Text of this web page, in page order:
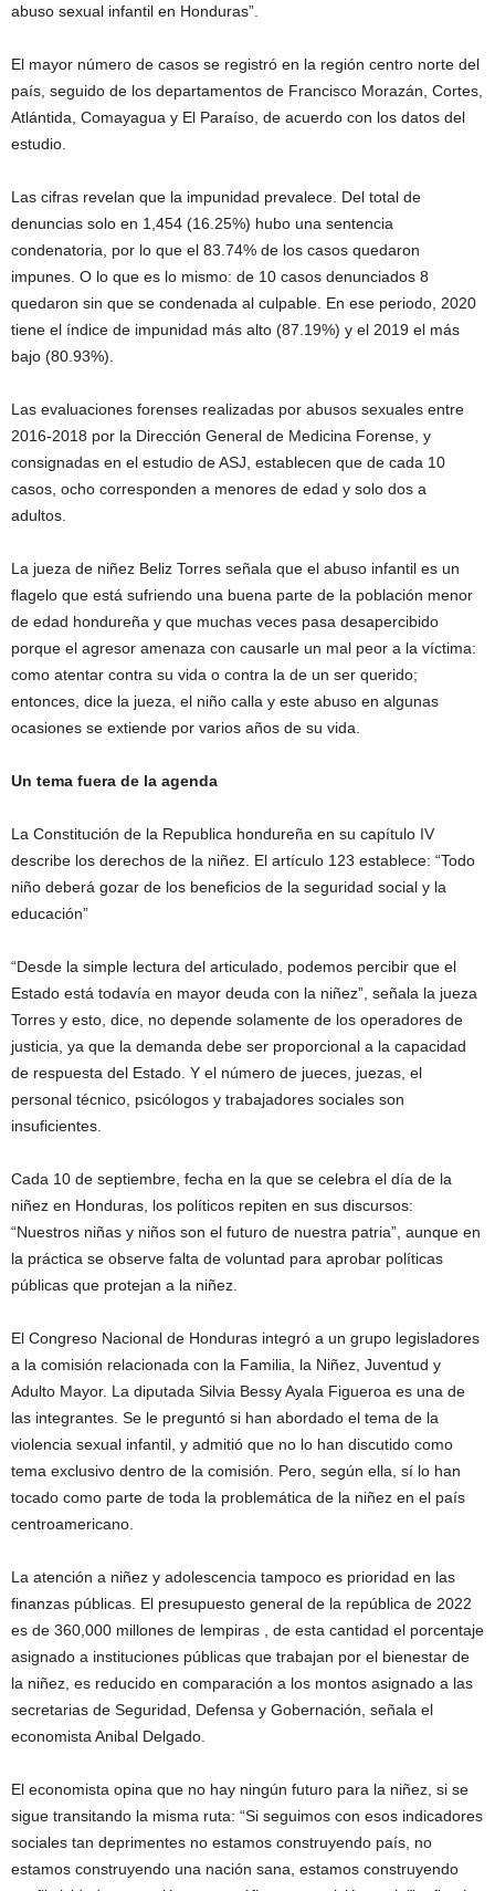
abuso sexual infantil en Honduras”.
El mayor número de casos se registró en la región centro norte del
país, seguido de los departamentos de Francisco Morazán, Cortes,
Atlántida, Comayagua y El Paraíso, de acuerdo con los datos del
estudio.
Las cifras revelan que la impunidad prevalece. Del total de
denuncias solo en 1,454 (16.25%) hubo una sentencia
condenatoria, por lo que el 83.74% de los casos quedaron
impunes. O lo que es lo mismo: de 10 casos denunciados 8
quedaron sin que se condenada al culpable. En ese periodo, 2020
tiene el índice de impunidad más alto (87.19%) y el 2019 el más
bajo (80.93%).
Las evaluaciones forenses realizadas por abusos sexuales entre
2016-2018 por la Dirección General de Medicina Forense, y
consignadas en el estudio de ASJ, establecen que de cada 10
casos, ocho corresponden a menores de edad y solo dos a
adultos.
La jueza de niñez Beliz Torres señala que el abuso infantil es un
flagelo que está sufriendo una buena parte de la población menor
de edad hondureña y que muchas veces pasa desapercibido
porque el agresor amenaza con causarle un mal peor a la víctima:
como atentar contra su vida o contra la de un ser querido;
entonces, dice la jueza, el niño calla y este abuso en algunas
ocasiones se extiende por varios años de su vida.
Un tema fuera de la agenda
La Constitución de la Republica hondureña en su capítulo IV
describe los derechos de la niñez. El artículo 123 establece: “Todo
niño deberá gozar de los beneficios de la seguridad social y la
educación”
“Desde la simple lectura del articulado, podemos percibir que el
Estado está todavía en mayor deuda con la niñez”, señala la jueza
Torres y esto, dice, no depende solamente de los operadores de
justicia, ya que la demanda debe ser proporcional a la capacidad
de respuesta del Estado. Y el número de jueces, juezas, el
personal técnico, psicólogos y trabajadores sociales son
insuficientes.
Cada 10 de septiembre, fecha en la que se celebra el día de la
niñez en Honduras, los políticos repiten en sus discursos:
“Nuestros niñas y niños son el futuro de nuestra patria”, aunque en
la práctica se observe falta de voluntad para aprobar políticas
públicas que protejan a la niñez.
El Congreso Nacional de Honduras integró a un grupo legisladores
a la comisión relacionada con la Familia, la Niñez, Juventud y
Adulto Mayor. La diputada Silvia Bessy Ayala Figueroa es una de
las integrantes. Se le preguntó si han abordado el tema de la
violencia sexual infantil, y admitió que no lo han discutido como
tema exclusivo dentro de la comisión. Pero, según ella, sí lo han
tocado como parte de toda la problemática de la niñez en el país
centroamericano.
La atención a niñez y adolescencia tampoco es prioridad en las
finanzas públicas. El presupuesto general de la república de 2022
es de 360,000 millones de lempiras , de esta cantidad el porcentaje
asignado a instituciones públicas que trabajan por el bienestar de
la niñez, es reducido en comparación a los montos asignado a las
secretarias de Seguridad, Defensa y Gobernación, señala el
economista Anibal Delgado.
El economista opina que no hay ningún futuro para la niñez, si se
sigue transitando la misma ruta: “Si seguimos con esos indicadores
sociales tan deprimentes no estamos construyendo país, no
estamos construyendo una nación sana, estamos construyendo